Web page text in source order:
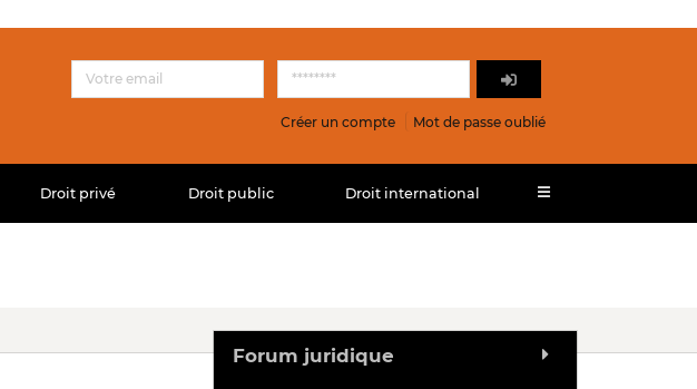
Créer un compte Mot de passe oublié
Droit privé Droit public Droit international
Forum juridique